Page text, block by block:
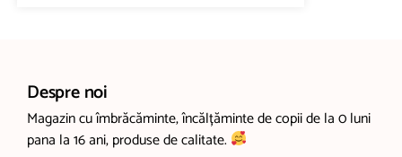
Despre noi
Magazin cu îmbrăcăminte, încălțăminte de copii de la 0 luni
pana la 16 ani, produse de calitate.